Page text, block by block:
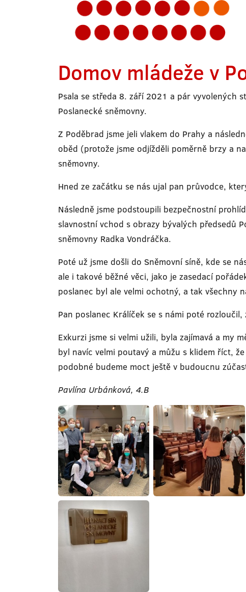
Domov mládeže v
Psala se středa 8. září 2021 a pár vyvolených
Poslanecké sněmovny.
Z Poděbrad jsme jeli vlakem do Prahy a
oběd (protože jsme odjížděli poměrně brzy a
sněmovny.
Hned ze začátku se nás ujal pan průvodce,
Následně jsme podstoupili bezpečnostní
slavnostní vchod s obrazy bývalých předsedů
sněmovny Radka Vondráčka.
Poté už jsme došli do Sněmovní síně, kde se
ale i takové běžné věci, jako je zasedací
poslanec byl ale velmi ochotný, a tak všechny
Pan poslanec Králíček se s námi poté
Exkurzi jsme si velmi užili, byla zajímavá a my
byl navíc velmi poutavý a můžu s klidem říct,
podobné budeme moct ještě v budoucnu
Pavlína Urbánková, 4.B